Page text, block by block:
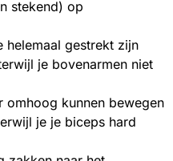
stekend) op
helemaal gestrekt zijn
je bovenarmen niet
omhoog kunnen bewegen
je je biceps hard